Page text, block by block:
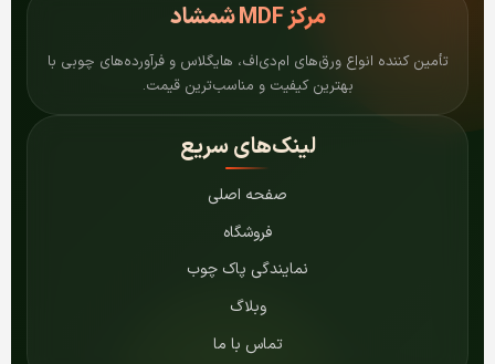
مرکزMDF شمشاد
تأمین کننده انواع ورق‌های ام‌دی‌اف، هایگلاس و فرآورده‌های چوبی با
بهترین کیفیت و مناسب‌ترین قیمت.
لینک‌های سریع
صفحه اصلی
فروشگاه
نمایندگی پاک چوب
وبلاگ
تماس با ما